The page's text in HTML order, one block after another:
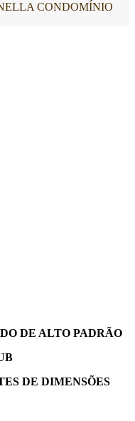
CONDOMÍNIO
DE ALTO PADRÃO
DE DIMENSÕES